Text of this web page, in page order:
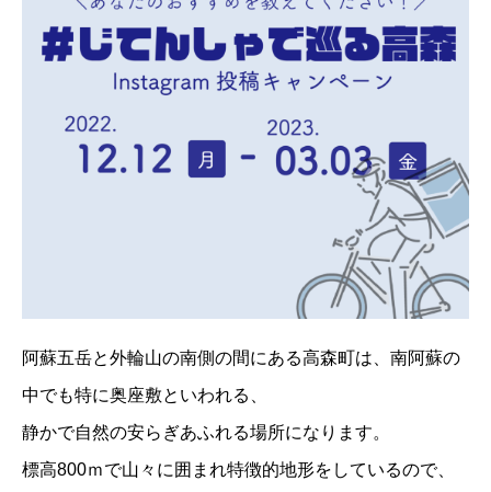
阿蘇五岳と外輪山の南側の間にある高森町は、南阿蘇の
中でも特に奥座敷といわれる、
静かで自然の安らぎあふれる場所になります。
標高800ｍで山々に囲まれ特徴的地形をしているので、